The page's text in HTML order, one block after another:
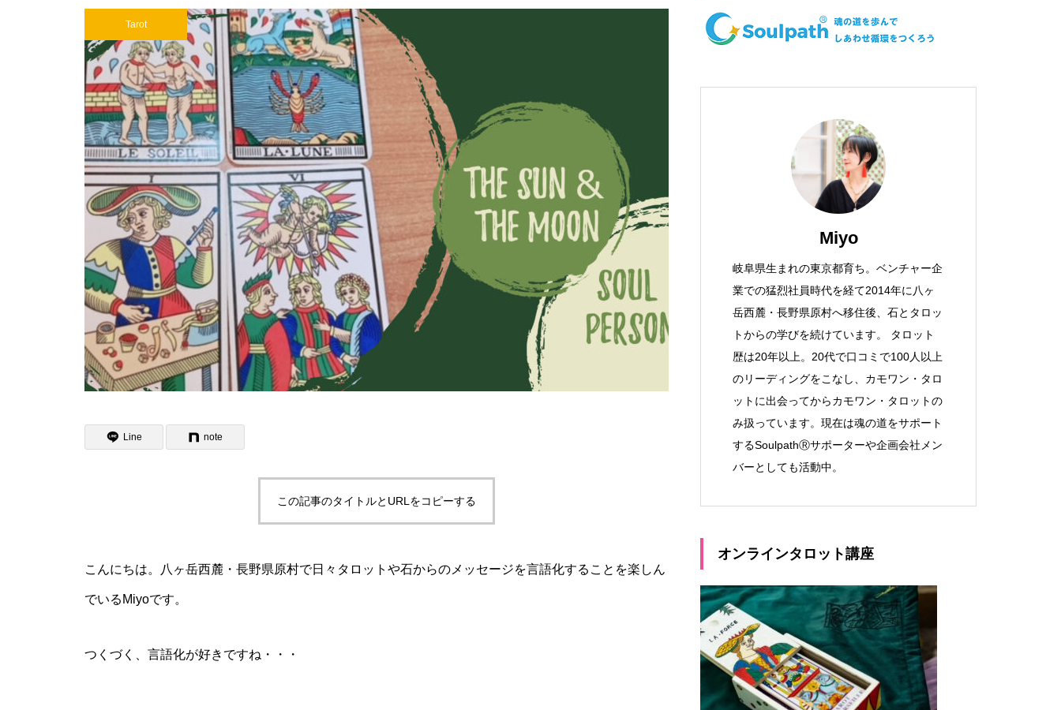
Tarot
Line note
この記事のタイトルとURLをコピーする
こんにちは。八ヶ岳西麓・長野県原村で日々タロットや石からのメッセージを言語化することを楽しん
でいるMiyoです。
つくづく、言語化が好きですね・・・
Miyo
岐阜県生まれの東京都育ち。ベンチャー企
業での猛烈社員時代を経て2014年に八ヶ
岳西麓・長野県原村へ移住後、石とタロッ
トからの学びを続けています。 タロット
歴は20年以上。20代で口コミで100人以上
のリーディングをこなし、カモワン・タロ
ットに出会ってからカモワン・タロットの
み扱っています。現在は魂の道をサポート
するSoulpathⓇサポーターや企画会社メン
バーとしても活動中。
オンラインタロット講座